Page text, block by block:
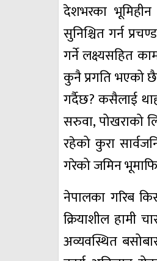
देशभरका
सुनिश्चित गर्न
गर्ने लक्ष्यसहित
कुनै प्रगति भएको
गर्दैछ? कसैलाई
सरुवा, पोखराको
रहेको कुरा
गरेको जमिन
नेपालका गरिब
क्रियाशील हामी
अव्यवस्थित